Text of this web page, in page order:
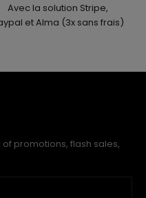
Avec la solution Stripe,
et Alma (3x sans frais)
promotions, flash sales,